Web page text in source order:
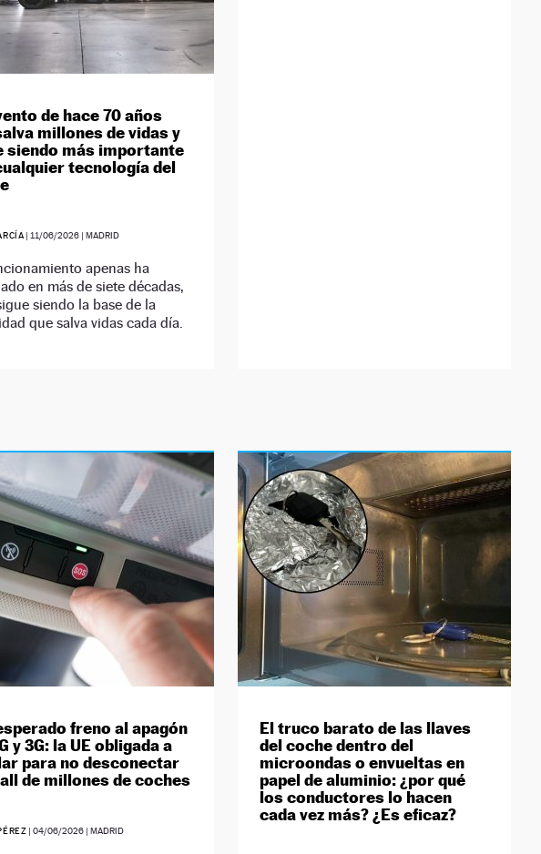
de hace 70 años
millones de vidas y
siendo más importante
tecnología del
| 11/06/2026 | MADRID
apenas ha
en más de siete décadas,
siendo la base de la
que salva vidas cada día.
freno al apagón
y 3G: la UE obligada a
para no desconectar
de millones de coches
|04/06/2026 | MADRID
El truco barato de las llaves
del coche dentro del
microondas o envueltas en
papel de aluminio: ¿por qué
los conductores lo hacen
cada vez más? ¿Es eficaz?